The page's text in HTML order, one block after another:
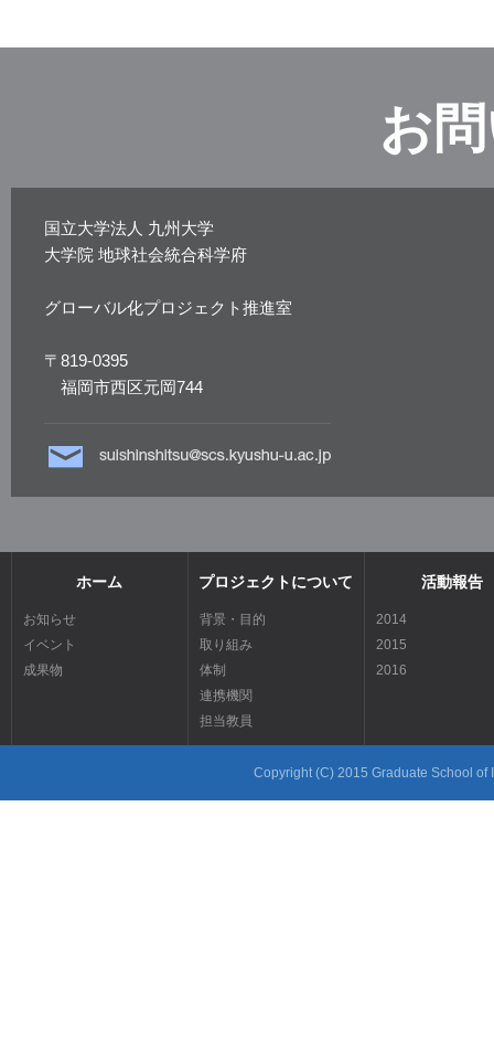
お
国立大学法人 九州大学
大学院 地球社会統合科学府
グローバル化プロジェクト推進室
〒819-0395
福岡市西区元岡744
ホーム
お知らせ
イベント
成果物
プロジェクトについて
背景・目的
取り組み
体制
連携機関
担当教員
活動報告
2014
2015
2016
Copyright (C) 2015 Graduate School of